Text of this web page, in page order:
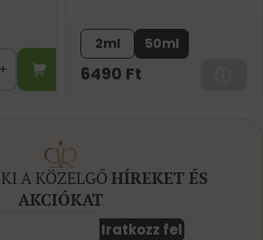
2ml 50ml
6490 Ft
A KÖZELGŐ HÍREKET ÉS
AKCIÓKAT
Iratkozz fel